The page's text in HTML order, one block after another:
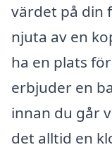
värdet på din
njuta av en
ha en plats
erbjuder en
innan du går
det alltid en